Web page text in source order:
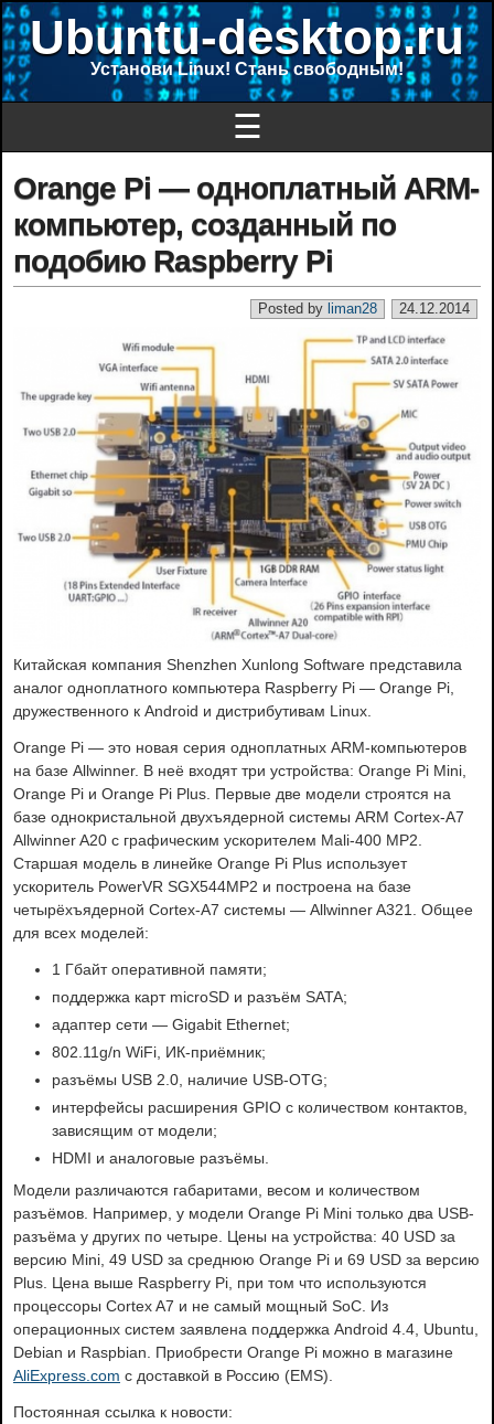
Ubuntu-desktop.ru
Установи Linux! Стань свободным!
☰
Orange Pi — одноплатный ARM-
компьютер, созданный по
подобию Raspberry Pi
24.12.2014
Posted by liman28
Китайская компания Shenzhen Xunlong Software представила
аналог одноплатного компьютера Raspberry Pi — Orange Pi,
дружественного к Android и дистрибутивам Linux.
Orange Pi — это новая серия одноплатных ARM-компьютеров
на базе Allwinner. В неё входят три устройства: Orange Pi Mini,
Orange Pi и Orange Pi Plus. Первые две модели строятся на
базе однокристальной двухъядерной системы ARM Cortex-A7
Allwinner A20 с графическим ускорителем Mali-400 MP2.
Старшая модель в линейке Orange Pi Plus использует
ускоритель PowerVR SGX544MP2 и построена на базе
четырёхъядерной Cortex-A7 системы — Allwinner A321. Общее
для всех моделей:
1 Гбайт оперативной памяти;
поддержка карт microSD и разъём SATA;
адаптер сети — Gigabit Ethernet;
802.11g/n WiFi, ИК-приёмник;
разъёмы USB 2.0, наличие USB-OTG;
интерфейсы расширения GPIO с количеством контактов,
зависящим от модели;
HDMI и аналоговые разъёмы.
Модели различаются габаритами, весом и количеством
разъёмов. Например, у модели Orange Pi Mini только два USB-
разъёма у других по четыре. Цены на устройства: 40 USD за
версию Mini, 49 USD за среднюю Orange Pi и 69 USD за версию
Plus. Цена выше Raspberry Pi, при том что используются
процессоры Cortex A7 и не самый мощный SoC. Из
операционных систем заявлена поддержка Android 4.4, Ubuntu,
Debian и Raspbian. Приобрести Orange Pi можно в магазине
AliExpress.com с доставкой в Россию (EMS).
Постоянная ссылка к новости: